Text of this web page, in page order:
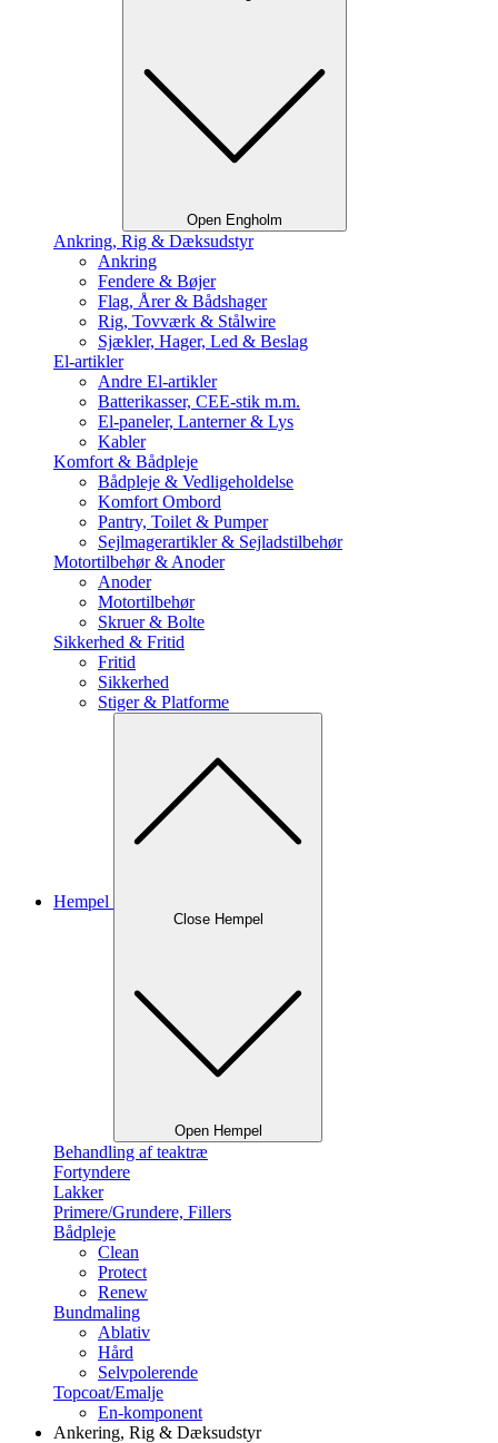
Open Engholm
Ankring, Rig & Dæksudstyr
Ankring
Fendere & Bøjer
Flag, Årer & Bådshager
Rig, Tovværk & Stålwire
Sjækler, Hager, Led & Beslag
El-artikler
Andre El-artikler
Batterikasser, CEE-stik m.m.
El-paneler, Lanterner & Lys
Kabler
Komfort & Bådpleje
Bådpleje & Vedligeholdelse
Komfort Ombord
Pantry, Toilet & Pumper
Sejlmagerartikler & Sejladstilbehør
Motortilbehør & Anoder
Anoder
Motortilbehør
Skruer & Bolte
Sikkerhed & Fritid
Fritid
Sikkerhed
Stiger & Platforme
Hempel
Close Hempel
Open Hempel
Behandling af teaktræ
Fortyndere
Lakker
Primere/Grundere, Fillers
Bådpleje
Clean
Protect
Renew
Bundmaling
Ablativ
Hård
Selvpolerende
Topcoat/Emalje
En-komponent
Ankering, Rig & Dæksudstyr